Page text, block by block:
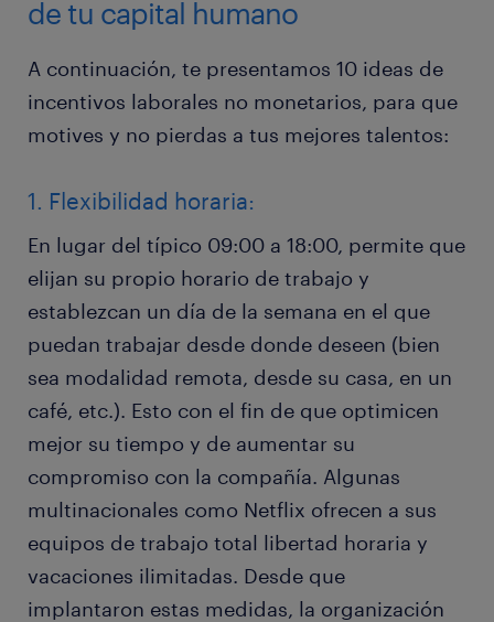
de tu capital humano
A continuación, te presentamos 10 ideas de
incentivos laborales no monetarios, para que
motives y no pierdas a tus mejores talentos:
1. Flexibilidad horaria:
En lugar del típico 09:00 a 18:00, permite que
elijan su propio horario de trabajo y
establezcan un día de la semana en el que
puedan trabajar desde donde deseen (bien
sea modalidad remota, desde su casa, en un
café, etc.). Esto con el fin de que optimicen
mejor su tiempo y de aumentar su
compromiso con la compañía. Algunas
multinacionales como Netflix ofrecen a sus
equipos de trabajo total libertad horaria y
vacaciones ilimitadas. Desde que
implantaron estas medidas, la organización